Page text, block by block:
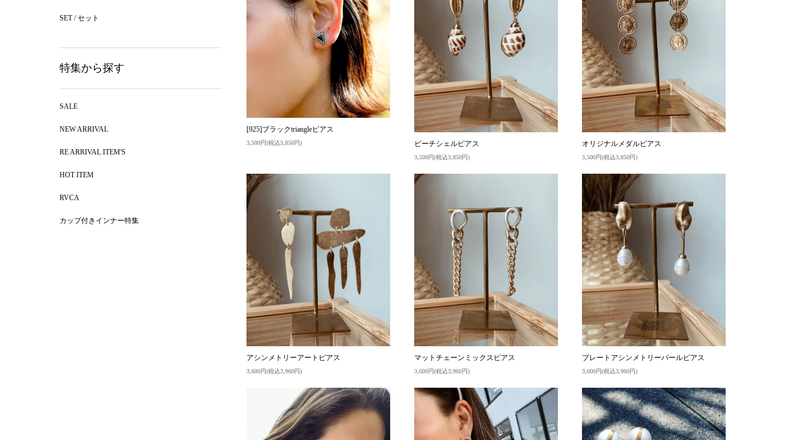
[925]ブラックtriangleピアス
3,500円(税込3,850円) ビーチシェルピアス
3,500円(税込3,850円)
オリジナルメダルピアス
3,500円(税込3,850円)
アシンメトリーアートピアス
3,600円(税込3,960円)
マットチェーンミックスピアス
3,600円(税込3,960円)
プレートアシンメトリーパールピアス
3,600円(税込3,960円)
SET / セット
特集から探す
SALE
NEW ARRIVAL
RE ARRIVAL ITEM'S
HOT ITEM
RVCA
カップ付きインナー特集